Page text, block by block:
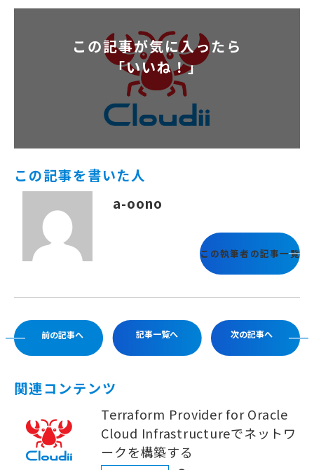
この記事が気に入ったら
「いいね！」
この記事を書いた人
a-oono
この執筆者の記事一覧
前の記事へ 記事一覧へ 次の記事へ
関連コンテンツ
Terraform Provider for Oracle
Cloud Infrastructureでネットワ
ークを構築する